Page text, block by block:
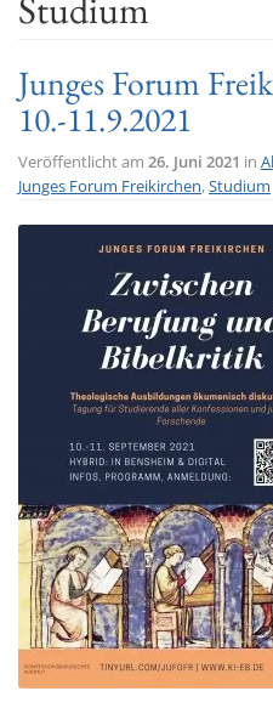
Junges Forum
10.-11.9.2021
Veröffentlicht am 26. Juni 2021 in
Junges Forum Freikirchen,Studium